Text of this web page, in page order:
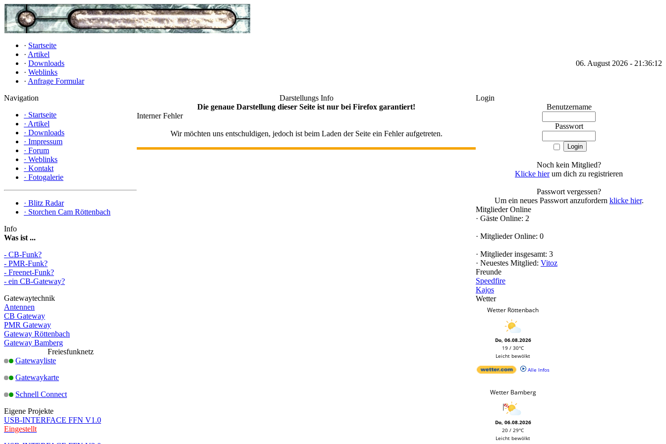
· Startseite
· Artikel
· Downloads
· Weblinks
· Anfrage Formular
06. August 2026 - 21:36:12
Navigation
· Startseite
· Artikel
· Downloads
· Impressum
· Forum
· Weblinks
· Kontakt
· Fotogalerie
· Blitz Radar
· Storchen Cam Röttenbach
Info
Was ist ...
- CB-Funk?
- PMR-Funk?
- Freenet-Funk?
- ein CB-Gateway?
Gatewaytechnik
Antennen
CB Gateway
PMR Gateway
Gateway Röttenbach
Gateway Bamberg
Freiesfunknetz
Gatewayliste
Gatewaykarte
Schnell Connect
Eigene Projekte
USB-INTERFACE FFN V1.0
Eingestellt
Darstellungs Info
Die genaue Darstellung dieser Seite ist nur bei Firefox garantiert!
Interner Fehler
Wir möchten uns entschuldigen, jedoch ist beim Laden der Seite ein Fehler aufgetreten.
Login
Benutzername
Passwort
Noch kein Mitglied?
Klicke hierum dich zu registrieren
Passwort vergessen?
Um ein neues Passwort anzufordern klicke hier.
Mitglieder Online
· Gäste Online: 2
· Mitglieder Online: 0
· Mitglieder insgesamt: 3
· Neuestes Mitglied: Vitoz
Freunde
Speedfire
Kajos
Wetter
Wetter Röttenbach
Do, 06.08.2026
19 / 30°C
Leicht bewölkt
Alle Infos
Wetter Bamberg
Do, 06.08.2026
20 / 29°C
Leicht bewölkt